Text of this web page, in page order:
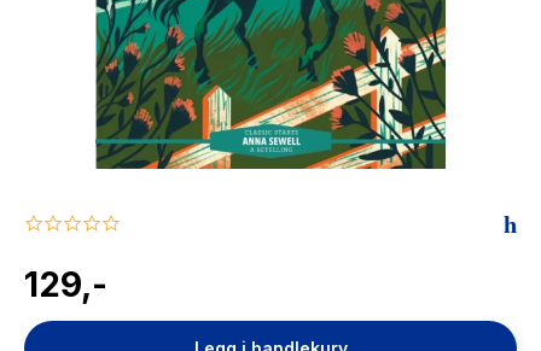
0.0
rating
129,-